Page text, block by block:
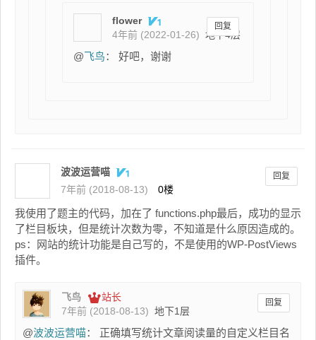
flower
4年前 (2022-01-26) 地下4层
回复
@飞鸟： 好吧，谢谢
波波运营喵
7年前 (2018-08-13)
0楼
回复
我使用了题主的代码，加在了 functions.php最后，成功的显示
了栏目板块，但是统计次数为零，不知道是什么原因造成的。
ps：网站的统计功能是自己写的，不是使用的WP-PostViews
插件。
飞鸟
站长
7年前 (2018-08-13) 地下1层
回复
@波波运营喵： 正确填写统计文章阅读量的自定义栏目名